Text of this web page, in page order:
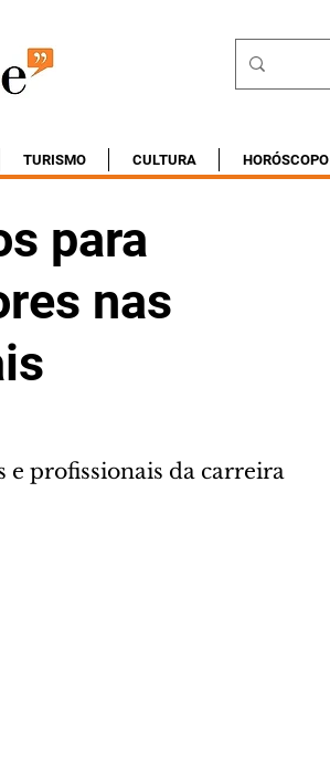
TURISMO CULTURA HORÓSCOPO
para
nas
e profissionais da carreira